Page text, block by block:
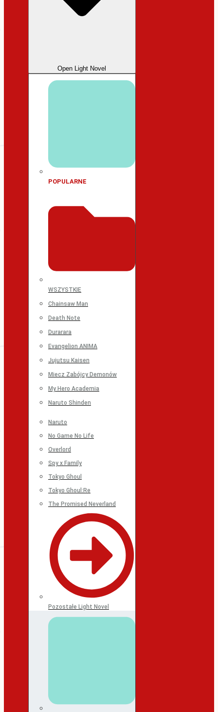
Open Light Novel
POPULARNE
WSZYSTKIE
Chainsaw Man
Death Note
Durarara
Evangelion ANIMA
Jujutsu Kaisen
Miecz Zabójcy Demonów
My Hero Academia
Naruto Shinden
Naruto
No Game No Life
Overlord
Spy x Family
Tokyo Ghoul
Tokyo Ghoul:Re
The Promised Neverland
Pozostałe Light Novel